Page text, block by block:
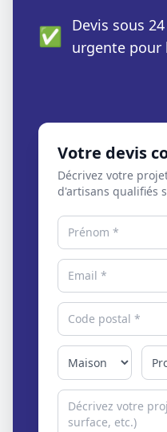
✅ Devis sous
urgente pour
Votre devis
Décrivez votre
d'artisans qualifiés